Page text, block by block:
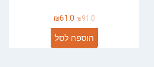
₪91.0
₪61.0
הוספה לסל